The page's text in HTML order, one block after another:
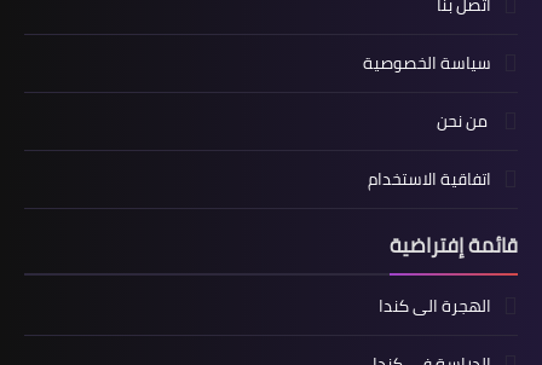
سياسة الخصوصية
من نحن
اتفاقية الاستخدام
قائمة إفتراضية
الهجرة الى كندا